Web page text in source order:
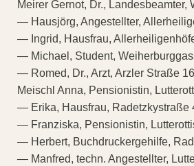
Meirer Gernot, Dr., Landesbeamter,
— Hausjörg, Angestellter,
— Ingrid, Hausfrau,
— Michael, Student,
— Romed, Dr., Arzt, Arzler Straße
Meischl Anna, Pensionistin,
— Erika, Hausfrau, Radetzkystraße
— Franziska, Pensionistin,
— Herbert, Buchdruckergehilfe,
— Manfred, techn. Angestellter,